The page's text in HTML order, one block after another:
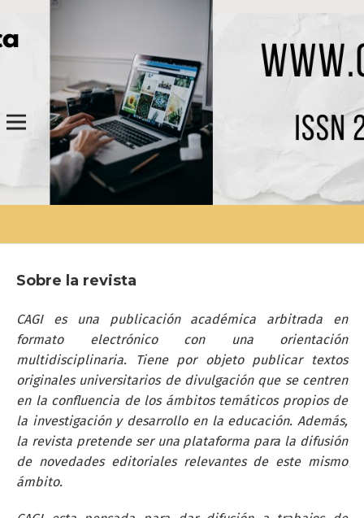
Sobre la revista
CAGI es una publicación académica arbitrada en
formato electrónico con una orientación
multidisciplinaria. Tiene por objeto publicar textos
originales universitarios de divulgación que se centren
en la confluencia de los ámbitos temáticos propios de
la investigación y desarrollo en la educación. Además,
la revista pretende ser una plataforma para la difusión
de novedades editoriales relevantes de este mismo
ámbito.